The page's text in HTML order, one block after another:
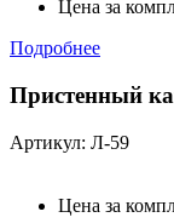
Цена за
Подробнее
Пристенный
Артикул: Л-59
Цена за